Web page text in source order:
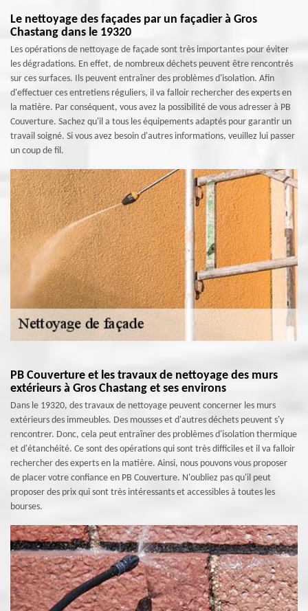
Le nettoyage des façades par un façadier à Gros
Chastang dans le 19320
Les opérations de nettoyage de façade sont très importantes pour éviter
les dégradations. En effet, de nombreux déchets peuvent être rencontrés
sur ces surfaces. Ils peuvent entraîner des problèmes d'isolation. Afin
d'effectuer ces entretiens réguliers, il va falloir rechercher des experts en
la matière. Par conséquent, vous avez la possibilité de vous adresser à PB
Couverture. Sachez qu'il a tous les équipements adaptés pour garantir un
travail soigné. Si vous avez besoin d'autres informations, veuillez lui passer
un coup de fil.
PB Couverture et les travaux de nettoyage des murs
extérieurs à Gros Chastang et ses environs
Dans le 19320, des travaux de nettoyage peuvent concerner les murs
extérieurs des immeubles. Des mousses et d'autres déchets peuvent s'y
rencontrer. Donc, cela peut entraîner des problèmes d'isolation thermique
et d'étanchéité. Ce sont des opérations qui sont très difficiles et il va falloir
rechercher des experts en la matière. Ainsi, nous pouvons vous proposer
de placer votre confiance en PB Couverture. N'oubliez pas qu'il peut
proposer des prix qui sont très intéressants et accessibles à toutes les
bourses.